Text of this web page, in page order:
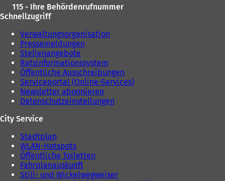
115 - Ihre Behördenrufnummer
Schnellzugriff
Verwaltungsorganisation
Pressemeldungen
Stellenangebote
Ratsinformationssystem
Öffentliche Ausschreibungen
Serviceportal (Online-Services)
Newsletter abonnieren
Datenschutzeinstellungen
City Service
Stadtplan
WLAN-Hotspots
Öffentliche Toiletten
Fahrplanauskunft
Still- und Wickelwegweiser